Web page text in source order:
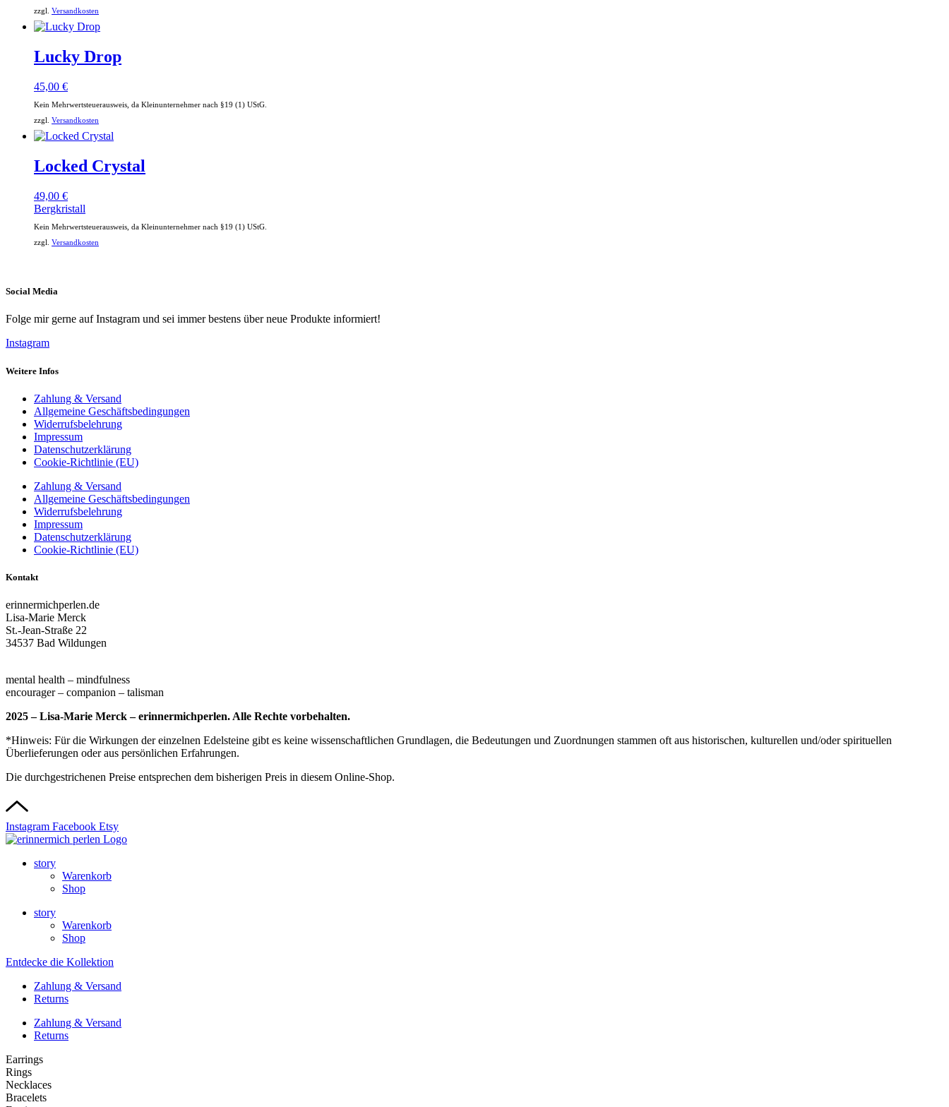
zzgl. Versandkosten
Lucky Drop
45,00 €
Kein Mehrwertsteuerausweis, da Kleinunternehmer nach §19 (1) UStG.
zzgl. Versandkosten
Locked Crystal
49,00 €
Bergkristall
Kein Mehrwertsteuerausweis, da Kleinunternehmer nach §19 (1) UStG.
zzgl. Versandkosten
Social Media
Folge mir gerne auf Instagram und sei immer bestens über neue Produkte informiert!
Instagram
Weitere Infos
Zahlung & Versand
Allgemeine Geschäftsbedingungen
Widerrufsbelehrung
Impressum
Datenschutzerklärung
Cookie-Richtlinie (EU)
Zahlung & Versand
Allgemeine Geschäftsbedingungen
Widerrufsbelehrung
Impressum
Datenschutzerklärung
Cookie-Richtlinie (EU)
Kontakt
erinnermichperlen.de
Lisa-Marie Merck
St.-Jean-Straße 22
34537 Bad Wildungen
mental health – mindfulness
encourager – companion – talisman
2025 – Lisa-Marie Merck – erinnermichperlen. Alle Rechte vorbehalten.
*Hinweis: Für die Wirkungen der einzelnen Edelsteine gibt es keine wissenschaftlichen Grundlagen, die Bedeutungen und Zuordnungen stammen oft aus historischen, kulturellen und/oder spirituellen
Überlieferungen oder aus persönlichen Erfahrungen.
Die durchgestrichenen Preise entsprechen dem bisherigen Preis in diesem Online-Shop.
Instagram Facebook Etsy
story
Warenkorb
Shop
story
Warenkorb
Shop
Entdecke die Kollektion
Zahlung & Versand
Returns
Zahlung & Versand
Returns
Earrings
Rings
Necklaces
Bracelets